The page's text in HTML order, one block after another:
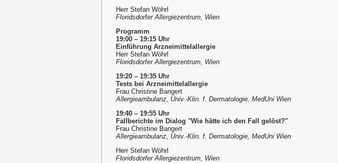
Herr Stefan Wöhrl
Floridsdorfer Allergiezentrum, Wien
Programm
19:00 – 19:15 Uhr
Einführung Arzneimittelallergie
Herr Stefan Wöhrl
Floridsdorfer Allergiezentrum, Wien
19:20 – 19:35 Uhr
Tests bei Arzneimittelallergie
Frau Christine Bangert
Allergieambulanz, Univ.-Klin. f. Dermatologie, MedUni Wien
19:40 – 19:55 Uhr
Fallberichte im Dialog "Wie hätte ich den Fall gelöst?"
Frau Christine Bangert
Allergieambulanz, Univ.-Klin. f. Dermatologie, MedUni Wien
Herr Stefan Wöhrl
Floridsdorfer Allergiezentrum, Wien